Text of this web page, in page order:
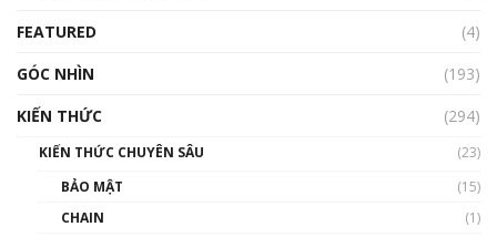
FEATURED
(4)
GÓC NHÌN
(193)
KIẾN THỨC
(294)
KIẾN THỨC CHUYÊN SÂU
(23)
BẢO MẬT
(15)
CHAIN
(1)